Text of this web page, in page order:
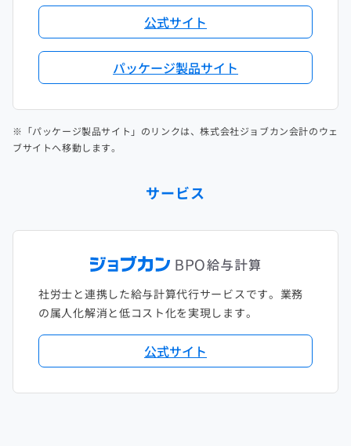
公式サイト
パッケージ製品サイト
※「パッケージ製品サイト」のリンクは、株式会社ジョブカン会計のウェ
ブサイトへ移動します。
サービス
社労士と連携した給与計算代行サービスです。業務
の属人化解消と低コスト化を実現します。
公式サイト